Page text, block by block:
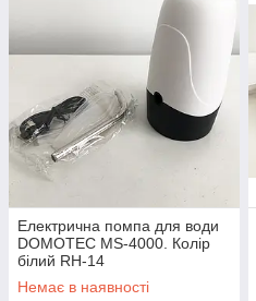
Електрична помпа для води
DOMOTEC MS-4000. Колір
білий RH-14
Немає в наявності